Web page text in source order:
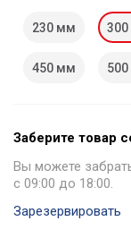
230 мм
450 мм
Заберите товар
Вы можете
с 09:00 до 18:00.
Зарезервировать